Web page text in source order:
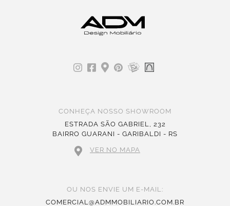
CONHEÇA NOSSO SHOWROOM
ESTRADA SÃO GABRIEL, 232
BAIRRO GUARANI - GARIBALDI - RS
VER NO MAPA
OU NOS ENVIE UM E-MAIL:
COMERCIAL@ADMMOBILIARIO.COM.BR